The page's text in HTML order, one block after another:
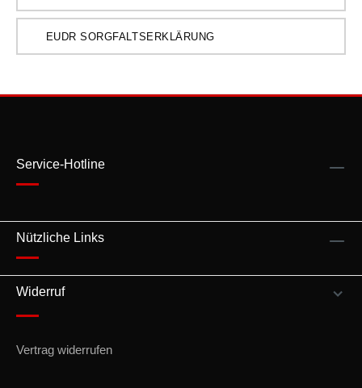
EUDR SORGFALTSERKLÄRUNG
Service-Hotline
Nützliche Links
Widerruf
Vertrag widerrufen